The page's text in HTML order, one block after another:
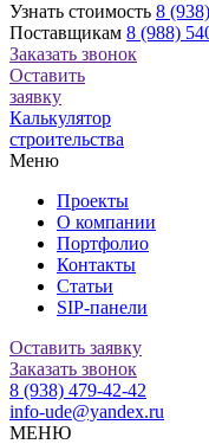
Узнать стоимость 8
Поставщикам 8 (988)
Заказать звонок
Оставить
заявку
Калькулятор
строительства
Меню
Проекты
О компании
Портфолио
Контакты
Статьи
SIP-панели
Оставить заявку
Заказать звонок
8 (938) 479-42-42
info-ude@yandex.ru
МЕНЮ